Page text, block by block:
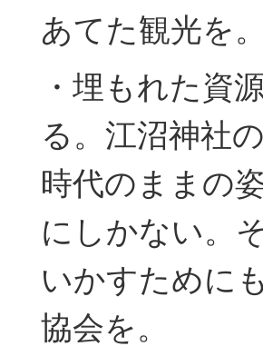
あてた観光を。
・埋もれた資
る。江沼神社
時代のままの
にしかない。
いかすために
協会を。